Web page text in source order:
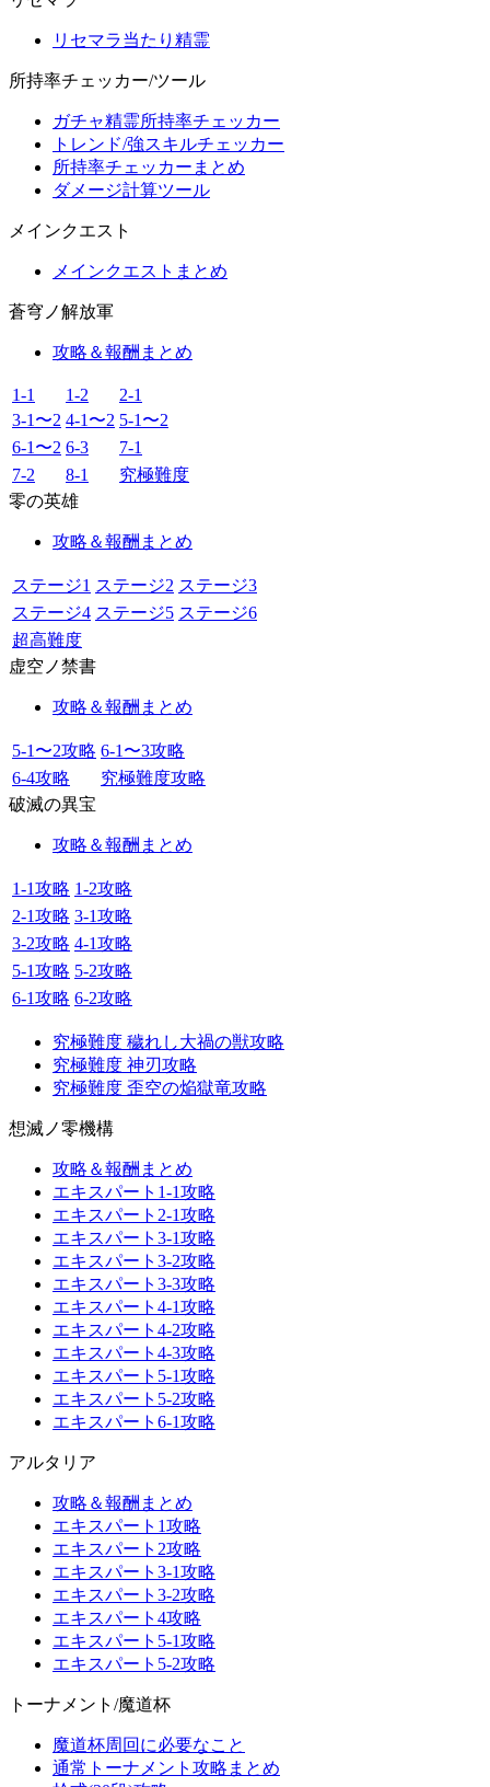
リセマラ当たり精霊
所持率チェッカー/ツール
ガチャ精霊所持率チェッカー
トレンド/強スキルチェッカー
所持率チェッカーまとめ
ダメージ計算ツール
メインクエスト
メインクエストまとめ
蒼穹ノ解放軍
攻略＆報酬まとめ
1-1 1-2
2-1
3-1〜2 4-1〜2 5-1〜2
6-1〜2 6-3
7-1
7-2
8-1
究極難度
零の英雄
攻略＆報酬まとめ
ステージ1 ステージ2 ステージ3
ステージ4 ステージ5 ステージ6
超高難度
虚空ノ禁書
攻略＆報酬まとめ
5-1〜2攻略 6-1〜3攻略
6-4攻略
究極難度攻略
破滅の異宝
攻略＆報酬まとめ
1-1攻略 1-2攻略
2-1攻略 3-1攻略
3-2攻略 4-1攻略
5-1攻略 5-2攻略
6-1攻略 6-2攻略
究極難度 穢れし大禍の獣攻略
究極難度 神刃攻略
究極難度 歪空の焔獄竜攻略
想滅ノ零機構
攻略＆報酬まとめ
エキスパート1-1攻略
エキスパート2-1攻略
エキスパート3-1攻略
エキスパート3-2攻略
エキスパート3-3攻略
エキスパート4-1攻略
エキスパート4-2攻略
エキスパート4-3攻略
エキスパート5-1攻略
エキスパート5-2攻略
エキスパート6-1攻略
アルタリア
攻略＆報酬まとめ
エキスパート1攻略
エキスパート2攻略
エキスパート3-1攻略
エキスパート3-2攻略
エキスパート4攻略
エキスパート5-1攻略
エキスパート5-2攻略
トーナメント/魔道杯
魔道杯周回に必要なこと
通常トーナメント攻略まとめ